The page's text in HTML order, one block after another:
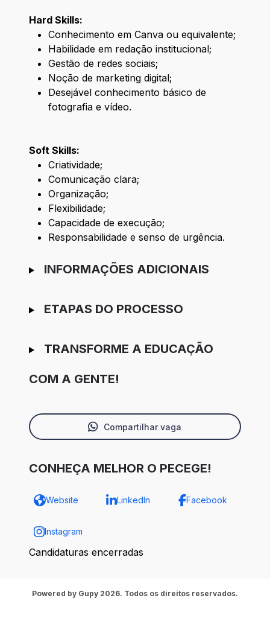
Hard Skills:
Conhecimento em Canva ou equivalente;
Habilidade em redação institucional;
Gestão de redes sociais;
Noção de marketing digital;
Desejável conhecimento básico de
fotografia e vídeo.
Soft Skills:
Criatividade;
Comunicação clara;
Organização;
Flexibilidade;
Capacidade de execução;
Responsabilidade e senso de urgência.
INFORMAÇÕES ADICIONAIS
ETAPAS DO PROCESSO
TRANSFORME A EDUCAÇÃO
COM A GENTE!
Compartilhar vaga
CONHEÇA MELHOR O PECEGE!
Website LinkedIn Facebook
Instagram
Candidaturas encerradas
Powered by Gupy 2026. Todos os direitos reservados.